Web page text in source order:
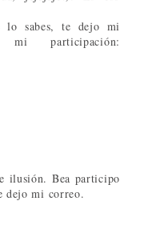
lo sabes, te dejo mi
participación:
ilusión. Bea participo
dejo mi correo.